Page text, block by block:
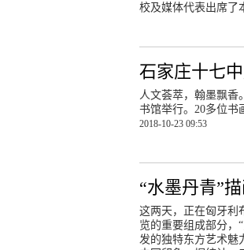
校及媒体代表出席了
石家庄十七
人文荟萃，翰墨飘香
书馆举行。20多位书
2018-10-23 09:53
“水墨丹青”
这两天，正在匈牙利
览的重要组成部分
发的独特东方艺术魅